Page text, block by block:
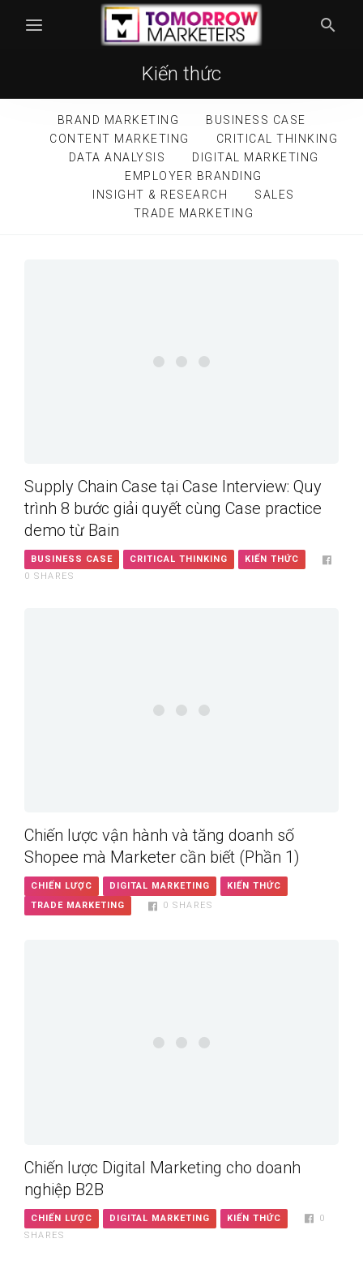
Kiến thức
BRAND MARKETING
BUSINESS CASE
CONTENT MARKETING
CRITICAL THINKING
DATA ANALYSIS
DIGITAL MARKETING
EMPLOYER BRANDING
INSIGHT & RESEARCH
SALES
TRADE MARKETING
Supply Chain Case tại Case Interview: Quy
trình 8 bước giải quyết cùng Case practice
demo từ Bain
BUSINESS CASE CRITICAL THINKING
KIẾN THỨC
0 SHARES
Chiến lược vận hành và tăng doanh số
Shopee mà Marketer cần biết (Phần 1)
CHIẾN LƯỢC DIGITAL MARKETING
KIẾN THỨC
TRADE MARKETING
0 SHARES
Chiến lược Digital Marketing cho doanh
nghiệp B2B
CHIẾN LƯỢC DIGITAL MARKETING KIẾN THỨC
0
SHARES